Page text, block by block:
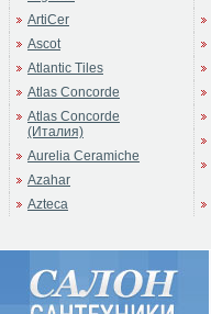
ArtiCer
Ascot
Atlantic Tiles
Atlas Concorde
Atlas Concorde
(Италия)
Aurelia Ceramiche
Azahar
Azteca